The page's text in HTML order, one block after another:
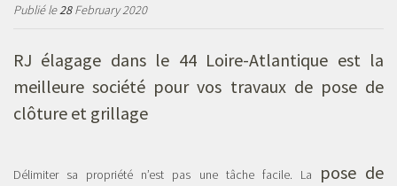
Publié le28February 2020
RJ élagage dans le 44 Loire-Atlantique est la
meilleure société pour vos travaux de pose de
clôture et grillage
Délimiter sa propriété n’est pas une tâche facile. La
pose de